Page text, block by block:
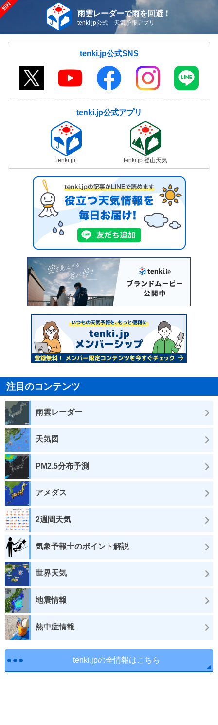
雨雲レーダーで雨を回避！
tenki.jp公式 天気予報アプリ
tenki.jp公式SNS
tenki.jp公式アプリ
tenki.jp tenki.jp 登山天気
注目のコンテンツ
雨雲レーダー
天気図
PM2.5分布予測
アメダス
2週間天気
気象予報士のポイント解説
世界天気
地震情報
熱中症情報
tenki.jpの全情報はこちら